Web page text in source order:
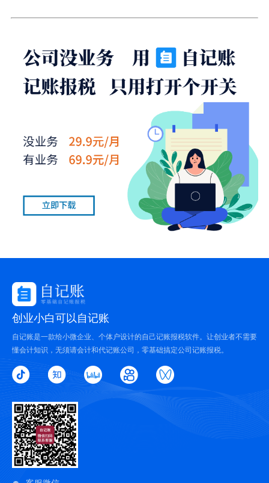
创业小白可以自记账
自记账是一款给小微企业、个体户设计的自己记账报税软件。让创业者不需要
懂会计知识，无须请会计和代记账公司，零基础搞定公司记账报税。